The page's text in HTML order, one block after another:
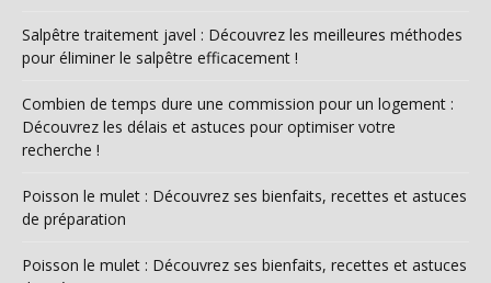
Salpêtre traitement javel : Découvrez les meilleures méthodes
pour éliminer le salpêtre efficacement !
Combien de temps dure une commission pour un logement :
Découvrez les délais et astuces pour optimiser votre
recherche !
Poisson le mulet : Découvrez ses bienfaits, recettes et astuces
de préparation
Poisson le mulet : Découvrez ses bienfaits, recettes et astuces